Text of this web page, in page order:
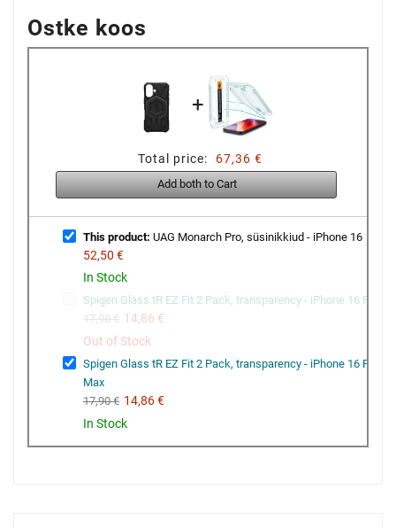
Ostke koos
+
Total price: 67,36 €
Add both to Cart
This product: UAG Monarch Pro, süsinikkiud - iPhone 16
52,50 €
In Stock
Spigen Glass tR EZ Fit 2 Pack, transparency - iPhone 16 Pro
17,90 € 14,86 €
Out of Stock
Spigen Glass tR EZ Fit 2 Pack, transparency - iPhone 16 Pro
Max
17,90 € 14,86 €
In Stock